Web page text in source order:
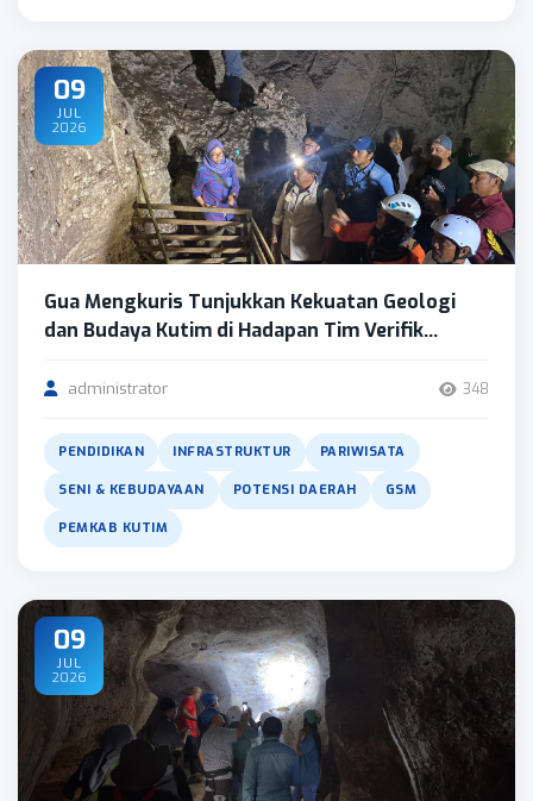
09
JUL
2026
Gua Mengkuris Tunjukkan Kekuatan Geologi
dan Budaya Kutim di Hadapan Tim Verifik...
administrator 348
PENDIDIKAN INFRASTRUKTUR PARIWISATA
SENI & KEBUDAYAAN POTENSI DAERAH GSM
PEMKAB KUTIM
09
JUL
2026